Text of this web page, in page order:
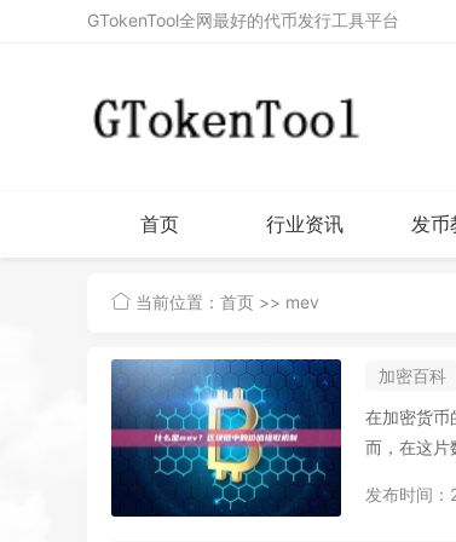
GTokenTool全网最好的代币发行工具平台
首页 行业资讯 发币
当前位置： 首页 >> mev
加密百科
在加密货币
而，在这片
发布时间